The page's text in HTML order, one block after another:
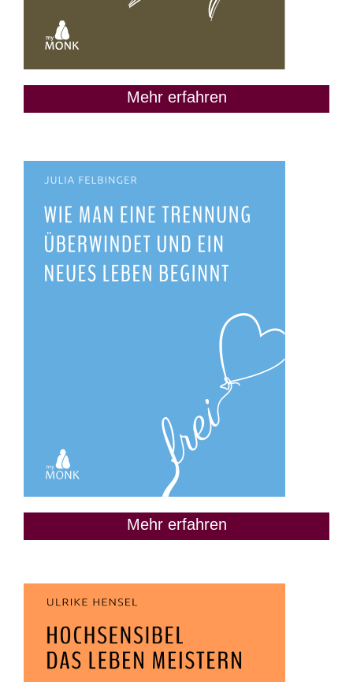
Mehr erfahren
Mehr erfahren